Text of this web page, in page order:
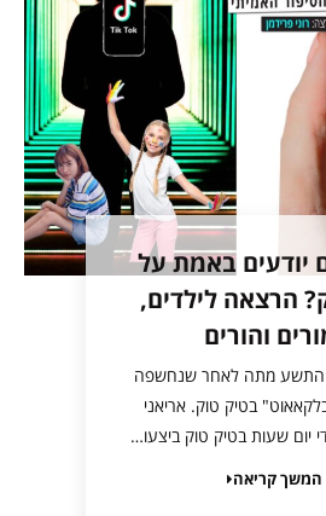
יודעים באמת על
הרצאה לילדים,
והורים
התשע מתה לאחר שנחשפה
בטיק טוק. אריאני
יום שעות בטיק טוק ביצעו…
המשך קריאה